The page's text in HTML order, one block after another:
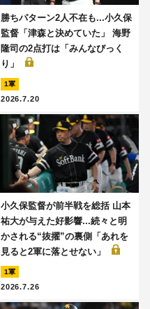
勝ちパターン2人不在も...小久保
監督「津森と決めていた」 海野
隆司の2点打は「みんなびっく
り」
1軍
2026.7.20
小久保監督が前半戦を総括 山本
祐大が与えた好影響...続々と明
かされる“抜擢”の裏側「あれを
見ると2軍に落とせない」
1軍
2026.7.26